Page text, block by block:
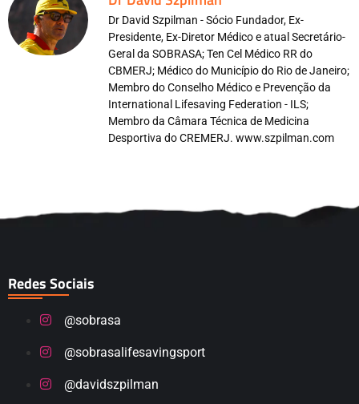
Dr David Szpilman - Sócio Fundador, Ex-
Presidente, Ex-Diretor Médico e atual Secretário-
Geral da SOBRASA; Ten Cel Médico RR do
CBMERJ; Médico do Município do Rio de Janeiro;
Membro do Conselho Médico e Prevenção da
International Lifesaving Federation - ILS;
Membro da Câmara Técnica de Medicina
Desportiva do CREMERJ. www.szpilman.com
Redes Sociais
@sobrasa
@sobrasalifesavingsport
@davidszpilman